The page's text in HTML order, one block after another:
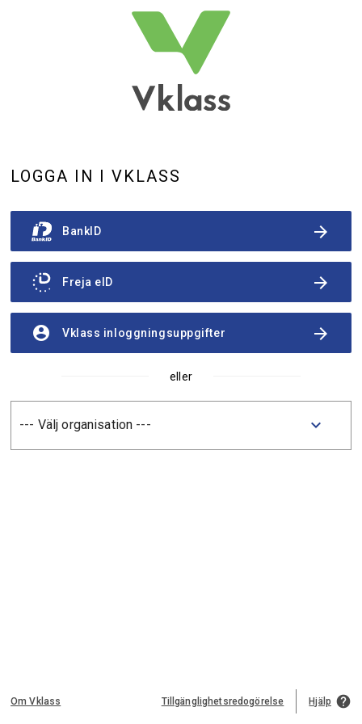
LOGGA IN I VKLASS
BankID arrow_forward
Freja eID arrow_forward
account_circle Vklass inloggningsuppgifter arrow_forward
eller
organisation.
keyboard_arrow_down
Om Vklass Tillgänglighetsredogörelse Hjälp help